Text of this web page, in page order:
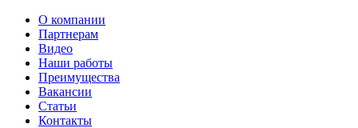
О компании
Партнерам
Видео
Наши работы
Преимущества
Вакансии
Статьи
Контакты